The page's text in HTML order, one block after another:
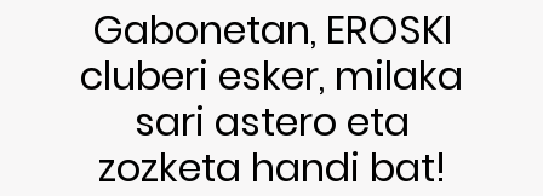
Gabonetan, EROSKI
cluberi esker, milaka
sari astero eta
zozketa handi bat!